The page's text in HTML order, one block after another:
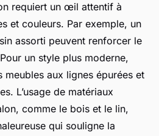
requiert un œil attentif à
et couleurs. Par exemple, un
assorti peuvent renforcer le
un style plus moderne,
aux lignes épurées et
L’usage de matériaux
comme le bois et le lin,
qui souligne la